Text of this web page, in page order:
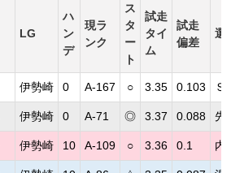
LG
ハ
ン
デ
現ラ
ンク
ス
タ
ー
ト
試走
タイ
ム
試走
偏差
選
伊勢崎 0 A-167 ○ 3.35 0.103 Ｓ
伊勢崎 0 A-71 ◎ 3.37 0.088 先
伊勢崎 10 A-109 ○ 3.36 0.1 内